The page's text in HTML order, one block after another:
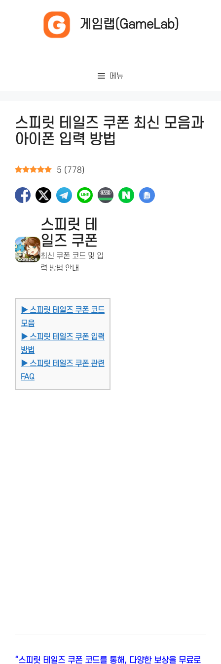
게임랩(GameLab)
메뉴
스피릿 테일즈 쿠폰 최신 모음과
아이폰 입력 방법
5 ( 778)
스피릿 테
일즈 쿠폰
최신 쿠폰 코드 및 입
력 방법 안내
▶ 스피릿 테일즈 쿠폰 코드
모음
▶ 스피릿 테일즈 쿠폰 입력
방법
▶ 스피릿 테일즈 쿠폰 관련
FAQ
“스피릿 테일즈 쿠폰 코드를 통해, 다양한 보상을 무료로